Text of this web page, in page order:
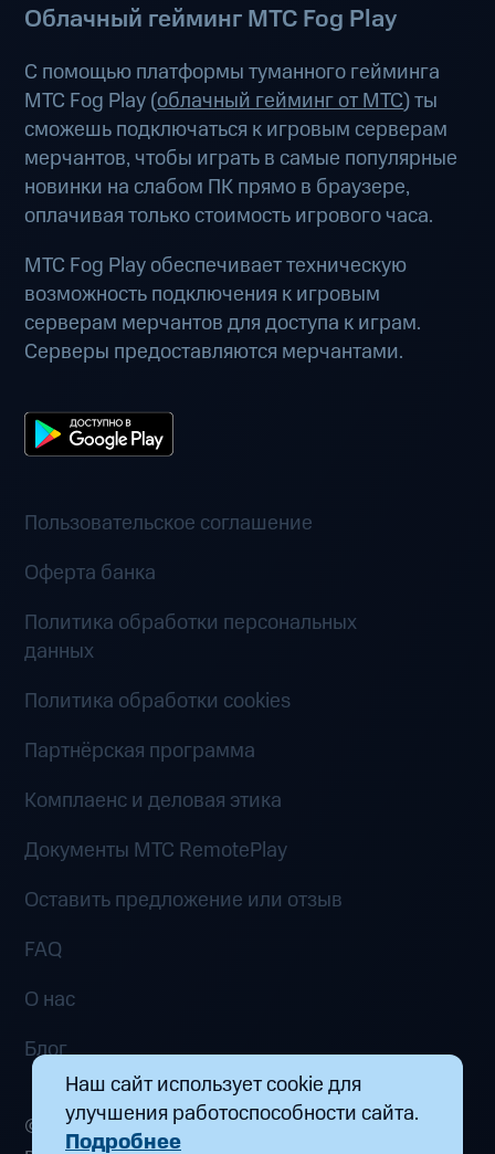
Наш сайт использует cookie для
улучшения работоспособности сайта.
Подробнее
Облачный гейминг МТС Fog Play
С помощью платформы туманного гейминга
МТС Fog Play (облачный гейминг от МТС) ты
сможешь подключаться к игровым серверам
мерчантов, чтобы играть в самые популярные
новинки на слабом ПК прямо в браузере,
оплачивая только стоимость игрового часа.
МТС Fog Play обеспечивает техническую
возможность подключения к игровым
серверам мерчантов для доступа к играм.
Серверы предоставляются мерчантами.
Пользовательское соглашение
Оферта банка
Политика обработки персональных
данных
Политика обработки cookies
Партнёрская программа
Комплаенс и деловая этика
Документы MTC RemotePlay
Оставить предложение или отзыв
FAQ
О нас
Блог
© 2026 ООО «Маркетплейс распределенных